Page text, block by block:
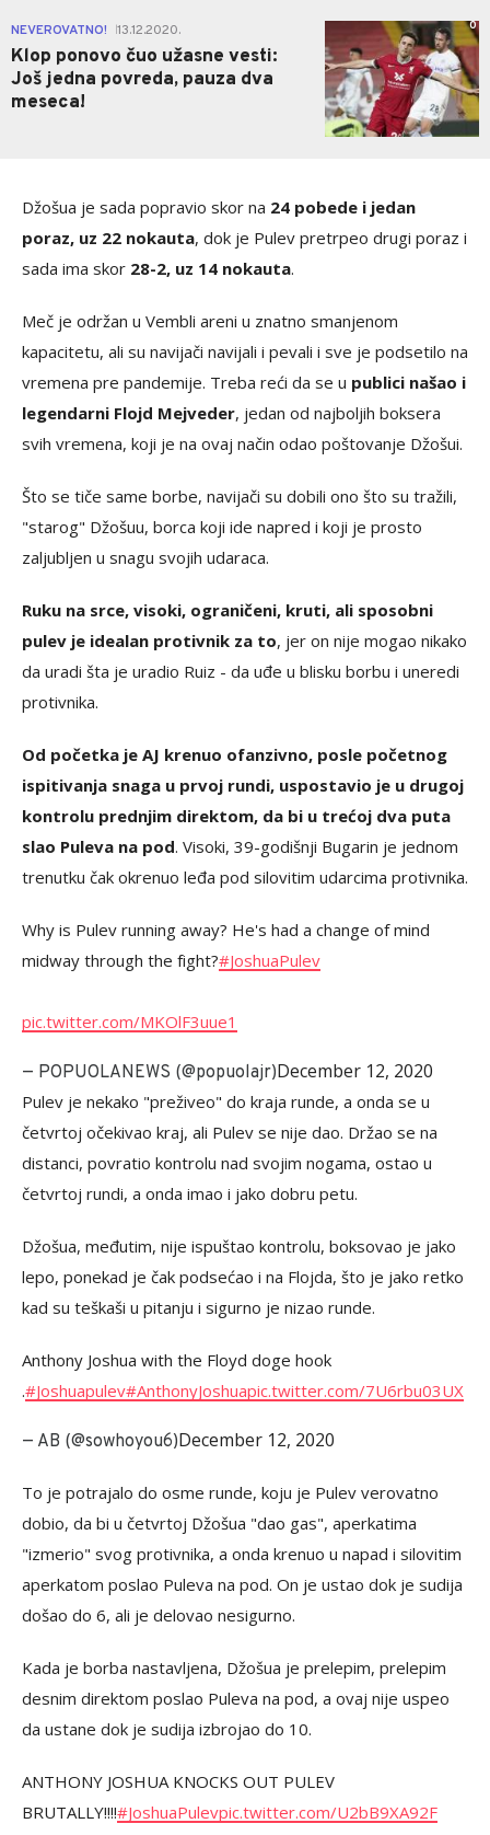
NEVEROVATNO! 13.12.2020.
Klop ponovo čuo užasne vesti:
Još jedna povreda, pauza dva
meseca!
0
Džošua je sada popravio skor na 24 pobede i jedan
poraz, uz 22 nokauta, dok je Pulev pretrpeo drugi poraz i
sada ima skor 28-2, uz 14 nokauta.
Meč je održan u Vembli areni u znatno smanjenom
kapacitetu, ali su navijači navijali i pevali i sve je podsetilo na
vremena pre pandemije. Treba reći da se u publici našao i
legendarni Flojd Mejveder, jedan od najboljih boksera
svih vremena, koji je na ovaj način odao poštovanje Džošui.
Što se tiče same borbe, navijači su dobili ono što su tražili,
"starog" Džošuu, borca koji ide napred i koji je prosto
zaljubljen u snagu svojih udaraca.
Ruku na srce, visoki, ograničeni, kruti, ali sposobni
pulev je idealan protivnik za to, jer on nije mogao nikako
da uradi šta je uradio Ruiz - da uđe u blisku borbu i uneredi
protivnika.
Od početka je AJ krenuo ofanzivno, posle početnog
ispitivanja snaga u prvoj rundi, uspostavio je u drugoj
kontrolu prednjim direktom, da bi u trećoj dva puta
slao Puleva na pod. Visoki, 39-godišnji Bugarin je jednom
trenutku čak okrenuo leđa pod silovitim udarcima protivnika.
Why is Pulev running away? He's had a change of mind
midway through the fight?#JoshuaPulev
pic.twitter.com/MKOlF3uue1
— POPUOLANEWS (@popuolajr)December 12, 2020
Pulev je nekako "preživeo" do kraja runde, a onda se u
četvrtoj očekivao kraj, ali Pulev se nije dao. Držao se na
distanci, povratio kontrolu nad svojim nogama, ostao u
četvrtoj rundi, a onda imao i jako dobru petu.
Džošua, međutim, nije ispuštao kontrolu, boksovao je jako
lepo, ponekad je čak podsećao i na Flojda, što je jako retko
kad su teškaši u pitanju i sigurno je nizao runde.
Anthony Joshua with the Floyd doge hook
.#Joshuapulev#AnthonyJoshuapic.twitter.com/7U6rbu03UX
— AB (@sowhoyou6)December 12, 2020
To je potrajalo do osme runde, koju je Pulev verovatno
dobio, da bi u četvrtoj Džošua "dao gas", aperkatima
"izmerio" svog protivnika, a onda krenuo u napad i silovitim
aperkatom poslao Puleva na pod. On je ustao dok je sudija
došao do 6, ali je delovao nesigurno.
Kada je borba nastavljena, Džošua je prelepim, prelepim
desnim direktom poslao Puleva na pod, a ovaj nije uspeo
da ustane dok je sudija izbrojao do 10.
ANTHONY JOSHUA KNOCKS OUT PULEV
BRUTALLY!!!!#JoshuaPulevpic.twitter.com/U2bB9XA92F